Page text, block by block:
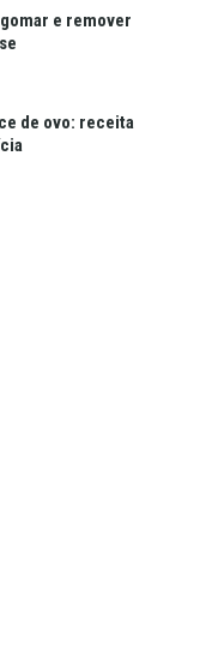
e remover
de ovo: receita